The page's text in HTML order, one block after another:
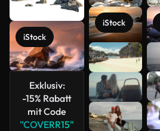
iStock
Exklusiv:
-15% Rabatt
mit Code
"COVERR15"
iStock